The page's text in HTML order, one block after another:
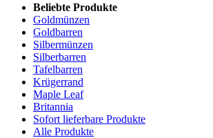
Beliebte Produkte
Goldmünzen
Goldbarren
Silbermünzen
Silberbarren
Tafelbarren
Krügerrand
Maple Leaf
Britannia
Sofort lieferbare Produkte
Alle Produkte